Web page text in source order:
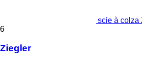
scie à colza
6
Ziegler